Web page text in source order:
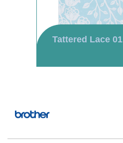
Tattered Lace 01